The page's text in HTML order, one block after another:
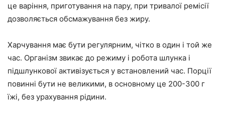
це варіння, приготування на пару, при тривалої ремісії
дозволяється обсмажування без жиру.
Харчування має бути регулярним, чітко в один і той же
час. Організм звикає до режиму і робота шлунка і
підшлункової активізується у встановлений час. Порції
повинні бути не великими, в основному це 200-300 г
їжі, без урахування рідини.